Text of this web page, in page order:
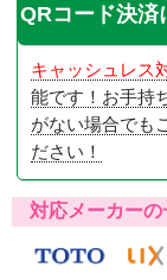
QRコード決済
キャッシュレス
能です！お手持
がない場合でも
ださい！
対応メーカーの